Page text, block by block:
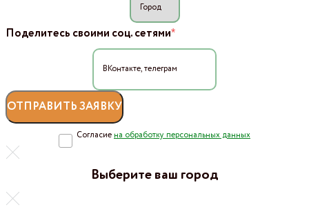
Поделитесь своими соц. сетями*
Согласие на обработку персональных данных
Выберите ваш город